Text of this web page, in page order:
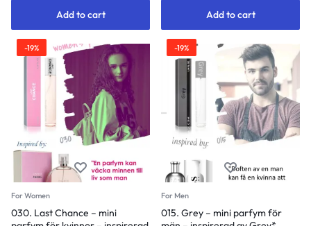
Add to cart Add to cart
-19%
For Women
030. Last Chance – mini
-19%
For Men
015. Grey – mini parfym för